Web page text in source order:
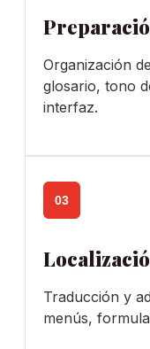
Organización
glosario, tono
interfaz.
03
Traducción y
menús,